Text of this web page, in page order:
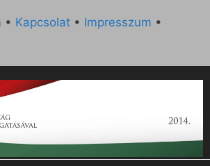
• Kapcsolat • Impresszum •